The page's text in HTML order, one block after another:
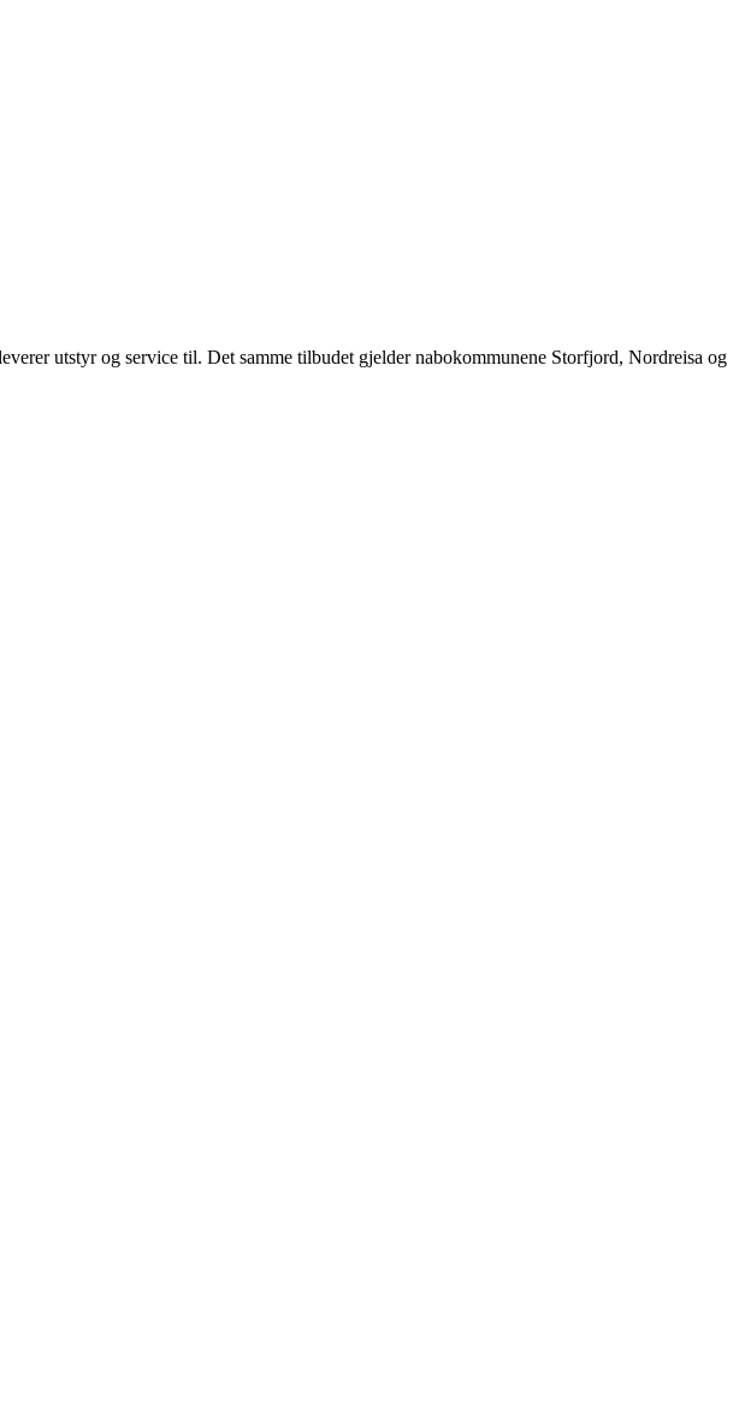
utstyr og service til. Det samme tilbudet gjelder nabokommunene Storfjord, Nordreisa og